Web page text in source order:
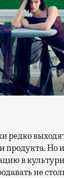
Но
в
не